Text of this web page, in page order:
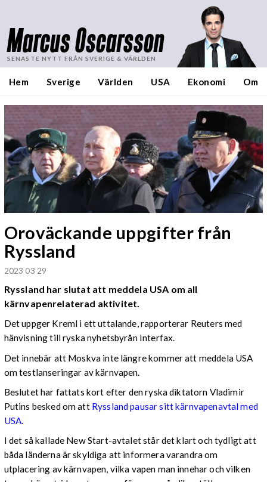
Marcus Oscarsson
SENASTE NYTT FRÅN SVERIGE & VÄRLDEN
Hem Sverige Världen USA Ekonomi Om
Oroväckande uppgifter från
Ryssland
2023 03 29
Ryssland har slutat att meddela USA om all
kärnvapenrelaterad aktivitet.
Det uppger Kreml i ett uttalande, rapporterar Reuters med
hänvisning till ryska nyhetsbyrån Interfax.
Det innebär att Moskva inte längre kommer att meddela USA
om testlanseringar av kärnvapen.
Beslutet har fattats kort efter den ryska diktatorn Vladimir
Putins besked om att Ryssland pausar sitt kärnvapenavtal med
USA.
I det så kallade New Start-avtalet står det klart och tydligt att
båda länderna är skyldiga att informera varandra om
utplacering av kärnvapen, vilka vapen man innehar och vilken